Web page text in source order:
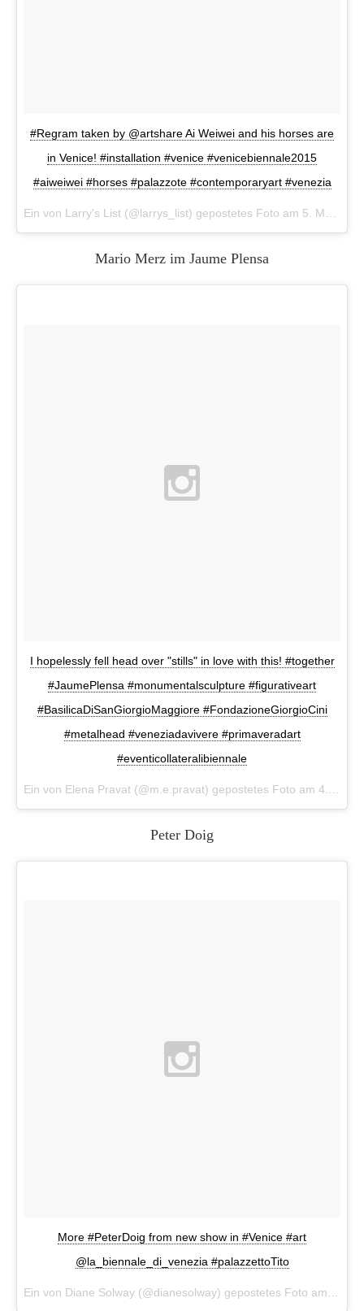
#Regram taken by @artshare Ai Weiwei and his horses are
in Venice! #installation #venice #venicebiennale2015
#aiweiwei #horses #palazzote #contemporaryart #venezia
Ein von Larry's List (@larrys_list) gepostetes Foto am 5. Mai 2015 um 0:22 Uhr
Mario Merz im Jaume Plensa
I hopelessly fell head over "stills" in love with this! #together
#JaumePlensa #monumentalsculpture #figurativeart
#BasilicaDiSanGiorgioMaggiore #FondazioneGiorgioCini
#metalhead #veneziadavivere #primaveradart
#eventicollateralibiennale
Ein von Elena Pravat (@m.e.pravat) gepostetes Foto am 4. Mai 2015 um 10:26 Uhr
Peter Doig
More #PeterDoig from new show in #Venice #art
@la_biennale_di_venezia #palazzettoTito